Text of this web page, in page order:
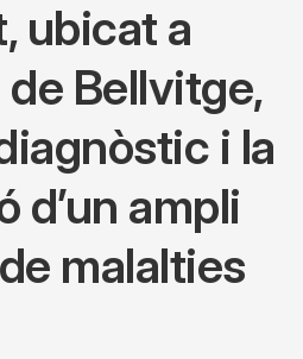
ubicat a
de Bellvitge,
i la
d’un ampli
malalties